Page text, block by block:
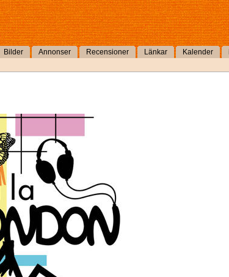
Bilder Annonser Recensioner Länkar Kalender